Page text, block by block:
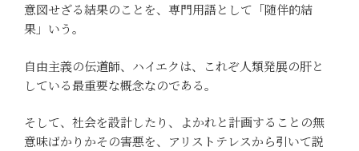
意図せざる結果のことを、専門用語として「随伴的結
果」いう。
自由主義の伝道師、ハイエクは、これぞ人類発展の肝と
している最重要な概念なのである。
そして、社会を設計したり、よかれと計画することの無
意味ばかりかその害悪を、アリストテレスから引いて説